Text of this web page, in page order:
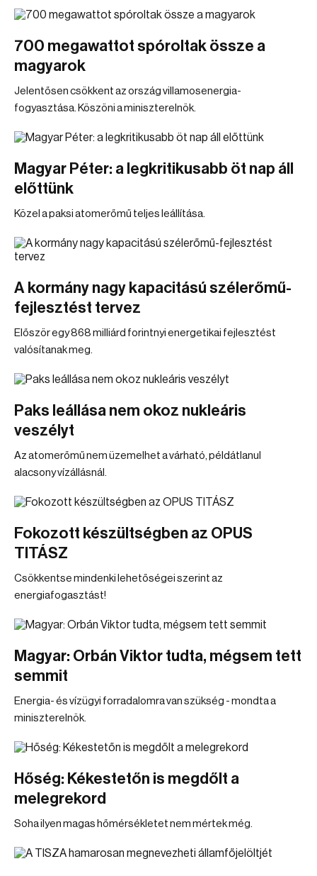
700 megawattot spóroltak össze a
magyarok
Jelentősen csökkent az ország villamosenergia-
fogyasztása. Köszöni a miniszterelnök.
Magyar Péter: a legkritikusabb öt nap áll
előttünk
Közel a paksi atomerőmű teljes leállítása.
A kormány nagy kapacitású szélerőmű-
fejlesztést tervez
Először egy 868 milliárd forintnyi energetikai fejlesztést
valósítanak meg.
Paks leállása nem okoz nukleáris
veszélyt
Az atomerőmű nem üzemelhet a várható, példátlanul
alacsony vízállásnál.
Fokozott készültségben az OPUS
TITÁSZ
Csökkentse mindenki lehetőségei szerint az
energiafogasztást!
Magyar: Orbán Viktor tudta, mégsem tett
semmit
Energia- és vízügyi forradalomra van szükség - mondta a
miniszterelnök.
Hőség: Kékestetőn is megdőlt a
melegrekord
Soha ilyen magas hőmérsékletet nem mértek még.